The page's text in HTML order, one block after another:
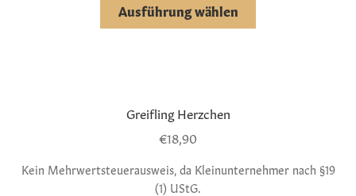
Ausführung wählen
Greifling Herzchen
€18,90
Kein Mehrwertsteuerausweis, da Kleinunternehmer nach §19
(1) UStG.